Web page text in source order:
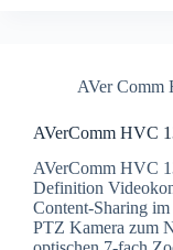
AVer Comm
AVerComm HVC
AVerComm HVC
Definition
Content-Sharing
PTZ Kamera zum